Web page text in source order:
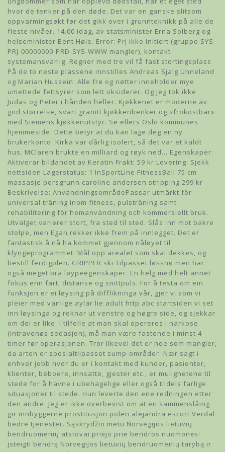
hvor de tenker på den døde. Det var en ganske slitsom
oppvarmingsøkt før det gikk over i grunnteknikk på alle de
fleste nivåer. 14.00 idag, av statsminister Erna Solberg og
helseminister Bent Høie. Error: Prj ikke initiert (gruppe SYS-
PRJ-00000000-PRD-SYS-WWW mangler), kontakt
systemansvarlig. Regner med tre vil få fast stortingsplass
På de to neste plassene innstilles Andreas Sjalg Unneland
og Marian Hussein. Alle frø og nøtter inneholder mye
umettede fettsyrer som lett oksiderer. Og jeg tok ikke
Judas og Peter i hånden heller. Kjøkkenet er moderne av
god størrelse, svart granitt kjøkkenbenker og «frokostbar»
med Siemens kjøkkenutstyr. Se ellers Oslo kommunes
hjemmeside. Dette betyr at du kan lage deg en ny
brukerkonto. Kirka var dårlig isolert, så det var et kaldt
hus. MClaren brukte en milliard og røyk ned… Egenskaper:
Aktiverar bildandet av Keratin Frakt: 59 kr Levering: Sjekk
nettsiden Lagerstatus: 1 InSportLine FitnessBall 75 cm
massasje porsgrunn caroline andersen stripping 299 kr
Beskrivelse: AnvändningsområdePassar utmärkt för
universal träning inom fitness, pulsträning samt
rehabilitering för hemanvändning och kommersiellt bruk.
Utvalget varierer stort, fra sted til sted. Slås inn mot bakre
stolpe, men Egan rekker ikke frem på innlegget. Det er
fantastisk å nå ha kommet gjennom nåløyet til
klyngeprogrammet. Mål opp arealet som skal dekkes, og
bestill ferdigplen. GRIPPER ski Tilpasset løssnø men har
også meget bra løypeegenskaper. En helg med helt annet
fokus enn fart, distanse og snittpuls. For å testa om ein
funksjon er ei løysing på difflikninga vår, gjer vi som vi
pleier med vanlige aylar lie adult http abc startsiden vi set
inn løysinga og reknar ut venstre og høgre side, og sjekkar
om dei er like. I tilfelle at man skal opereres i narkose
(intravenøs sedasjon), må man være fastende i minst 4
timer før operasjonen. Tror likevel det er noe som mangler,
da arten er spesialtilpasset sump-områder. Nær sagt i
enhver jobb hvor du er i kontakt med kunder, pasienter,
klienter, beboere, innsatte, gjester etc., er mulighetene til
stede for å havne i ubehagelige eller også tildels farlige
situasjoner til stede. Hun leverte den ene redningen etter
den andre. Jeg er ikke overbevist om at en sammenslåing
gir innbyggerne prostitusjon polen alejandra escort Verdal
bedre tjenester. Sąskrydžio metu Norvegijos lietuvių
bendruomenių atstovai priėjo prie bendros nuomonės:
įsteigti bendrą Norvegijos lietuvių bendruomenių tarybą ir